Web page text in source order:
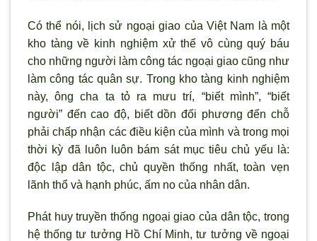
Có thể nói, lịch sử ngoại giao của Việt Nam là một
kho tàng về kinh nghiệm xử thế vô cùng quý báu
cho những người làm công tác ngoại giao cũng như
làm công tác quân sự. Trong kho tàng kinh nghiệm
này, ông cha ta tỏ ra mưu trí, “biết mình”, “biết
người” đến cao độ, biết dồn đối phương đến chỗ
phải chấp nhận các điều kiện của mình và trong mọi
thời kỳ đã luôn luôn bám sát mục tiêu chủ yếu là:
độc lập dân tộc, chủ quyền thống nhất, toàn vẹn
lãnh thổ và hạnh phúc, ấm no của nhân dân.
Phát huy truyền thống ngoại giao của dân tộc, trong
hệ thống tư tưởng Hồ Chí Minh, tư tưởng về ngoại